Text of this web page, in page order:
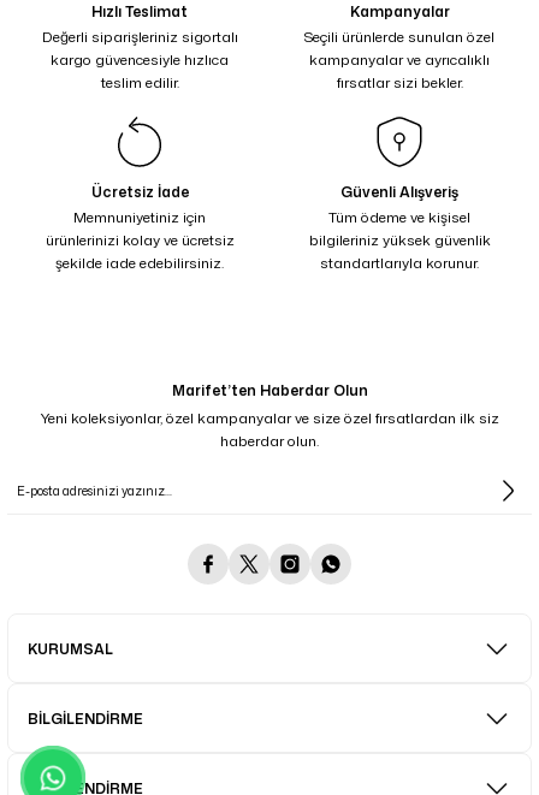
Hızlı Teslimat
Değerli siparişleriniz sigortalı
kargo güvencesiyle hızlıca
teslim edilir.
Kampanyalar
Seçili ürünlerde sunulan özel
kampanyalar ve ayrıcalıklı
fırsatlar sizi bekler.
Ücretsiz İade
Memnuniyetiniz için
ürünlerinizi kolay ve ücretsiz
şekilde iade edebilirsiniz.
Güvenli Alışveriş
Tüm ödeme ve kişisel
bilgileriniz yüksek güvenlik
standartlarıyla korunur.
Marifet’ten Haberdar Olun
Yeni koleksiyonlar, özel kampanyalar ve size özel fırsatlardan ilk siz
haberdar olun.
KURUMSAL
BİLGİLENDİRME
BİLGİLENDİRME